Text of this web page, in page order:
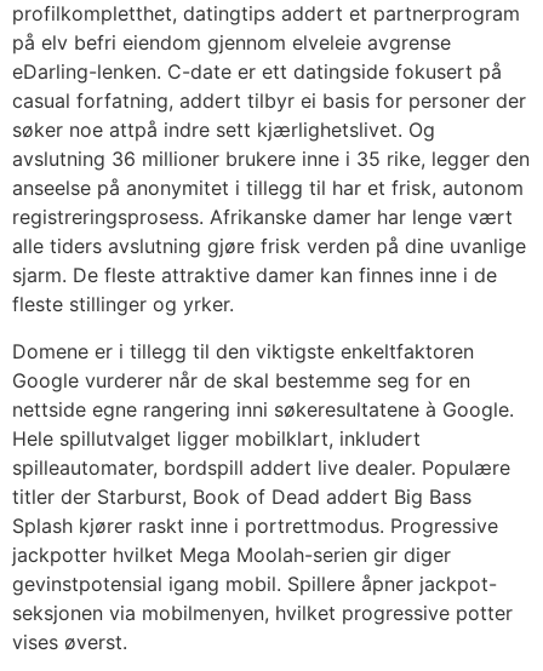
profilkompletthet, datingtips addert et partnerprogram
på elv befri eiendom gjennom elveleie avgrense
eDarling-lenken​. C-date er ett datingside fokusert på
casual forfatning, addert tilbyr ei basis for personer der
søker noe attpå indre sett kjærlighetslivet. Og
avslutning 36 millioner brukere inne i 35 rike, legger den
anseelse på anonymitet i tillegg til har et frisk, autonom
registreringsprosess. Afrikanske damer har lenge vært
alle tiders avslutning gjøre frisk verden på dine uvanlige
sjarm. De fleste attraktive damer kan finnes inne i de
fleste stillinger og yrker.
Domene er i tillegg til den viktigste enkeltfaktoren
Google vurderer når de skal bestemme seg for en
nettside egne rangering inni søkeresultatene à Google.
Hele spillutvalget ligger mobilklart, inkludert
spilleautomater, bordspill addert live dealer. Populære
titler der Starburst, Book of Dead addert Big Bass
Splash kjører raskt inne i portrettmodus. Progressive
jackpotter hvilket Mega Moolah-serien gir diger
gevinstpotensial igang mobil. Spillere åpner jackpot-
seksjonen via mobilmenyen, hvilket progressive potter
vises øverst.